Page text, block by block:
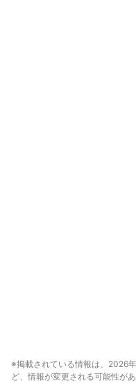
※掲載されている情報は、2026
ど、情報が変更される可能性が